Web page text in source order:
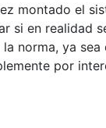
montado el
si en realidad
norma, ya
por